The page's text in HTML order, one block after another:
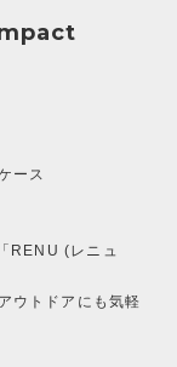
ース
RENU (レニュ
ウトドアにも気軽